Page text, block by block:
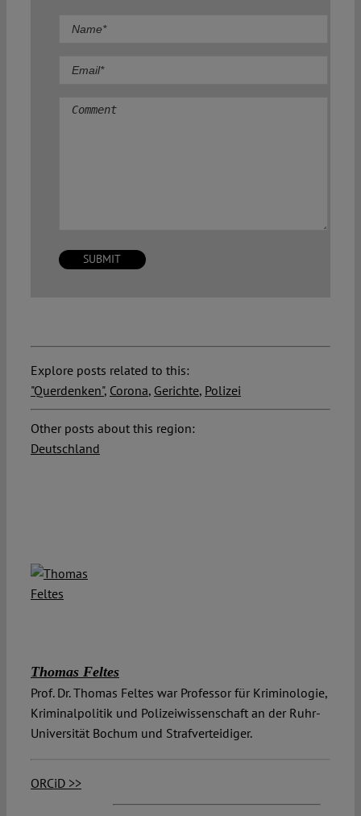
Comment
Explore posts related to this:
"Querdenken", Corona, Gerichte, Polizei
Other posts about this region:
Deutschland
Thomas Feltes
Prof. Dr. Thomas Feltes war Professor für Kriminologie,
Kriminalpolitik und Polizeiwissenschaft an der Ruhr-
Universität Bochum und Strafverteidiger.
ORCiD >>